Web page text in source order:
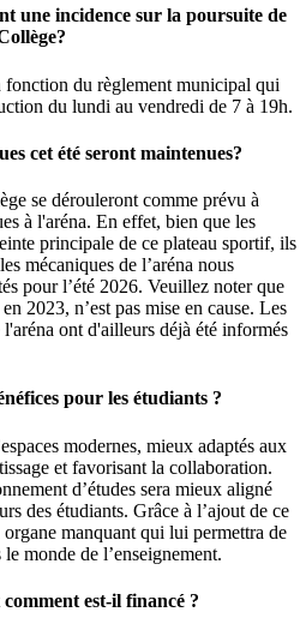
une incidence sur la poursuite de
fonction du règlement municipal qui
du lundi au vendredi de 7 à 19h.
cet été seront maintenues?
se dérouleront comme prévu à
à l'aréna. En effet, bien que les
principale de ce plateau sportif, ils
mécaniques de l’aréna nous
pour l’été 2026. Veuillez noter que
2023, n’est pas mise en cause. Les
ont d'ailleurs déjà été informés
pour les étudiants ?
modernes, mieux adaptés aux
et favorisant la collaboration.
d’études sera mieux aligné
des étudiants. Grâce à l’ajout de ce
manquant qui lui permettra de
monde de l’enseignement.
est-il financé ?